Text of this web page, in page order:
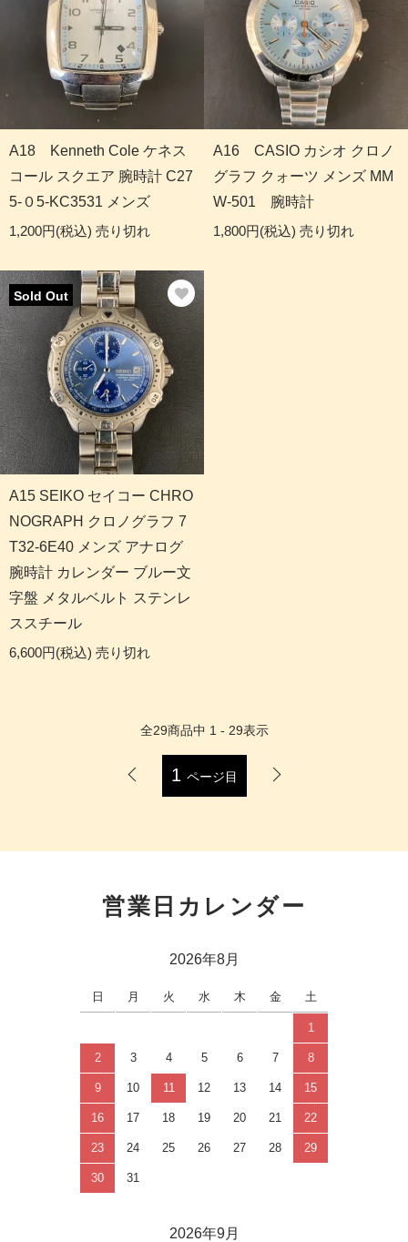
A18 Kenneth Cole ケネス
コール スクエア 腕時計 C27
5-０5-KC3531 メンズ
1,200円(税込) 売り切れ
A16 CASIO カシオ クロノ
グラフ クォーツ メンズ MM
W-501 腕時計
1,800円(税込) 売り切れ
Sold Out
A15 SEIKO セイコー CHRO
NOGRAPH クロノグラフ 7
T32-6E40 メンズ アナログ
腕時計 カレンダー ブルー文
字盤 メタルベルト ステンレ
ススチール
6,600円(税込) 売り切れ
全29商品中 1 - 29表示
1 ページ目
営業日カレンダー
2026年8月
日 月 火 水 木 金 土
1
2 3 4 5 6 7 8
9 10 11 12 13 14 15
16 17 18 19 20 21 22
23 24 25 26 27 28 29
30 31
2026年9月